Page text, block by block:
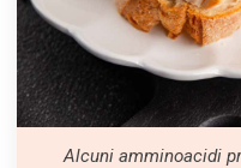
Alcuni amminoacidi